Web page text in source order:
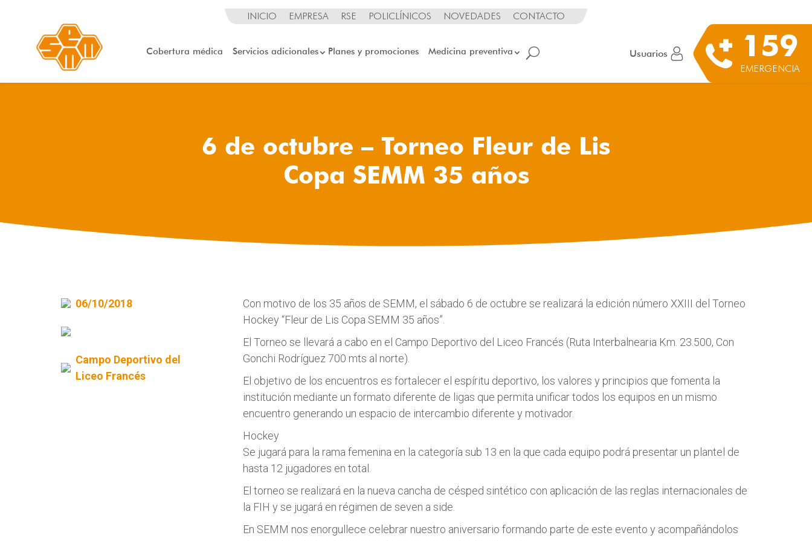
INICIO EMPRESA RSE POLICLÍNICOS NOVEDADES CONTACTO
Cobertura médica Servicios adicionales Planes y promociones Medicina preventiva Usuarios 159
EMERGENCIA
6 de octubre – Torneo Fleur de Lis
Copa SEMM 35 años
06/10/2018
Campo Deportivo del
Liceo Francés
Con motivo de los 35 años de SEMM, el sábado 6 de octubre se realizará la edición número XXIII del Torneo
Hockey “Fleur de Lis Copa SEMM 35 años”.
El Torneo se llevará a cabo en el Campo Deportivo del Liceo Francés (Ruta Interbalnearia Km. 23.500, Con
Gonchi Rodríguez 700 mts al norte).
El objetivo de los encuentros es fortalecer el espíritu deportivo, los valores y principios que fomenta la
institución mediante un formato diferente de ligas que permita unificar todos los equipos en un mismo
encuentro generando un espacio de intercambio diferente y motivador.
Hockey
Se jugará para la rama femenina en la categoría sub 13 en la que cada equipo podrá presentar un plantel de
hasta 12 jugadores en total.
El torneo se realizará en la nueva cancha de césped sintético con aplicación de las reglas internacionales de
la FIH y se jugará en régimen de seven a side.
En SEMM nos enorgullece celebrar nuestro aniversario formando parte de este evento y acompañándolos